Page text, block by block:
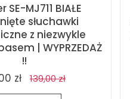
SE-MJ711 BIAŁE
słuchawki
z niezwykle
| WYPRZEDAŻ
!!
zł
139,00 zł